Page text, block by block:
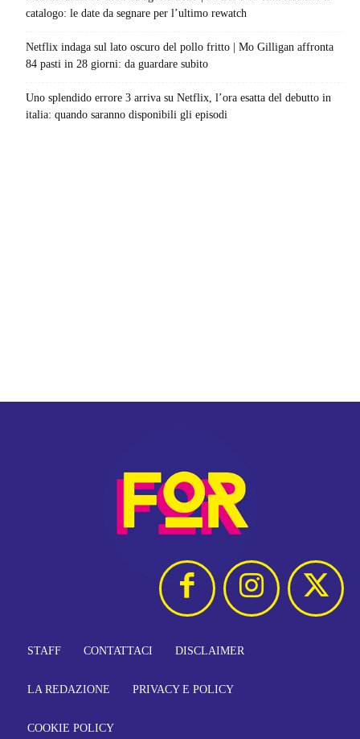
catalogo: le date da segnare per l’ultimo rewatch
Netflix indaga sul lato oscuro del pollo fritto | Mo Gilligan affronta
84 pasti in 28 giorni: da guardare subito
Uno splendido errore 3 arriva su Netflix, l’ora esatta del debutto in
italia: quando saranno disponibili gli episodi
STAFF CONTATTACI DISCLAIMER
LA REDAZIONE PRIVACY E POLICY
COOKIE POLICY